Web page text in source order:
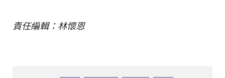
責任編輯：林懷恩